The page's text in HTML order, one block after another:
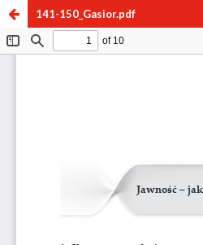
141-150_Gasior.pdf